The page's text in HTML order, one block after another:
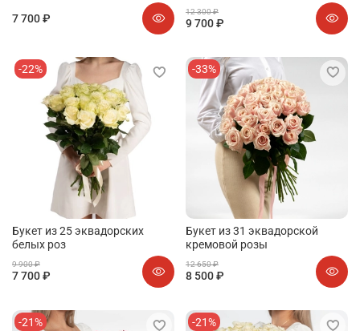
7 700 ₽
12 300 ₽
9 700 ₽
-22%
Букет из 25 эквадорских
белых роз
9 900 ₽
7 700 ₽
-33%
Букет из 31 эквадорской
кремовой розы
12 650 ₽
8 500 ₽
-21% -21%